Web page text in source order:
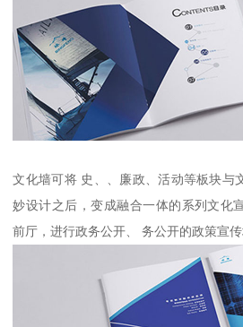
文化墙可将 史、、廉政、活动等板块与
妙设计之后，变成融合一体的系列文化
前厅，进行政务公开、 务公开的政策宣传